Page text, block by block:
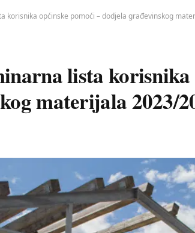
korisnika općinske pomoći – dodjela građevinskog
lista korisnika
materijala 2023/